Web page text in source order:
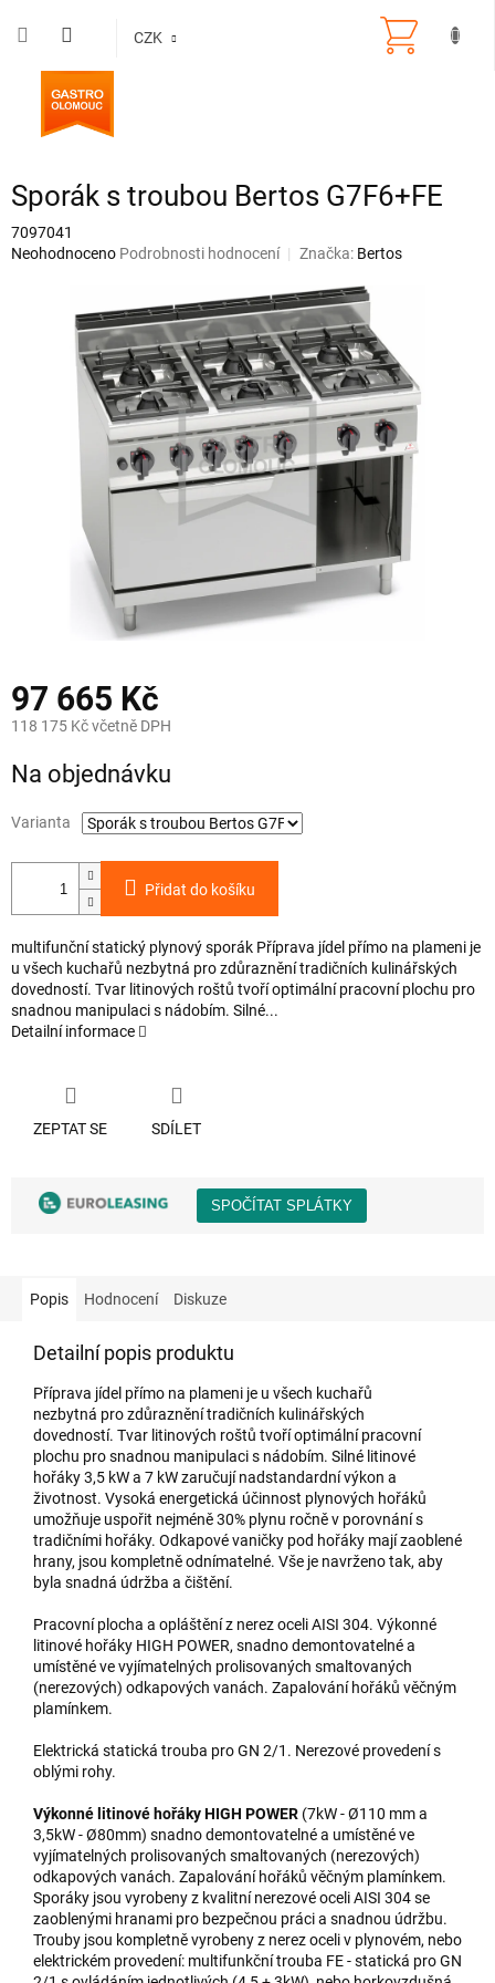
CZK
Sporák s troubou Bertos G7F6+FE
7097041
Průměrné
Neohodnoceno Podrobnosti hodnocení Značka: Bertos
97 665 Kč
118 175 Kč včetně DPH
cena:
Na objednávku
Varianta
Přidat do košíku
multifunční statický plynový sporák Příprava jídel přímo na plameni je
u všech kuchařů nezbytná pro zdůraznění tradičních kulinářských
dovedností. Tvar litinových roštů tvoří optimální pracovní plochu pro
snadnou manipulaci s nádobím. Silné...
Detailní informace
ZEPTAT SE SDÍLET
Popis Hodnocení Diskuze
Detailní popis produktu
Příprava jídel přímo na plameni je u všech kuchařů
nezbytná pro zdůraznění tradičních kulinářských
dovedností. Tvar litinových roštů tvoří optimální pracovní
plochu pro snadnou manipulaci s nádobím. Silné litinové
hořáky 3,5 kW a 7 kW zaručují nadstandardní výkon a
životnost. Vysoká energetická účinnost plynových hořáků
umožňuje uspořit nejméně 30% plynu ročně v porovnání s
tradičními hořáky. Odkapové vaničky pod hořáky mají zaoblené
hrany, jsou kompletně odnímatelné. Vše je navrženo tak, aby
byla snadná údržba a čištění.
Pracovní plocha a opláštění z nerez oceli AISI 304. Výkonné
litinové hořáky HIGH POWER, snadno demontovatelné a
umístěné ve vyjímatelných prolisovaných smaltovaných
(nerezových) odkapových vanách. Zapalování hořáků věčným
plamínkem.
Elektrická statická trouba pro GN 2/1. Nerezové provedení s
oblými rohy.
Výkonné litinové hořáky HIGH POWER (7kW - Ø110 mm a
3,5kW - Ø80mm) snadno demontovatelné a umístěné ve
vyjímatelných prolisovaných smaltovaných (nerezových)
odkapových vanách. Zapalování hořáků věčným plamínkem.
Sporáky jsou vyrobeny z kvalitní nerezové oceli AISI 304 se
zaoblenými hranami pro bezpečnou práci a snadnou údržbu.
Trouby jsou kompletně vyrobeny z nerez oceli v plynovém, nebo
elektrickém provedení: multifunkční trouba FE - statická pro GN